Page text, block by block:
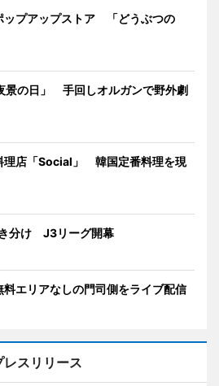
ップアップストア 「どうぶつの
景の日」 手回しオルガンで野外劇
理店「Social」 韓国定番料理を現
分け J3リーグ開幕
エリアなしの門司側をライブ配信
レスリリース